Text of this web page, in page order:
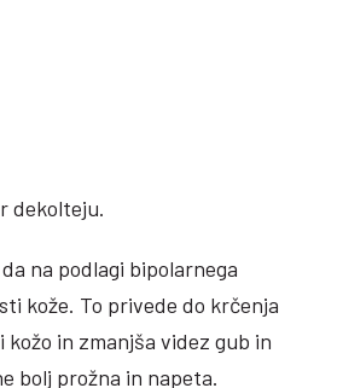
dekolteju.
na podlagi bipolarnega
kože. To privede do krčenja
in zmanjša videz gub in
bolj prožna in napeta.